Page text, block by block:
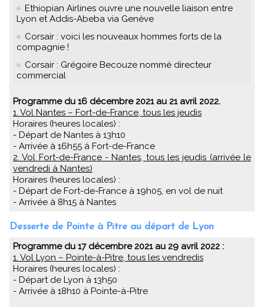
Ethiopian Airlines ouvre une nouvelle liaison entre
Lyon et Addis-Abeba via Genève
Corsair : voici les nouveaux hommes forts de la
compagnie !
Corsair : Grégoire Becouze nommé directeur
commercial
Programme du 16 décembre 2021 au 21 avril 2022.
1. Vol Nantes – Fort-de-France, tous les jeudis
Horaires (heures locales) :
- Départ de Nantes à 13h10
- Arrivée à 16h55 à Fort-de-France
2. Vol Fort-de-France - Nantes, tous les jeudis (arrivée le
vendredi à Nantes)
Horaires (heures locales) :
- Départ de Fort-de-France à 19h05, en vol de nuit
- Arrivée à 8h15 à Nantes
Desserte de Pointe à Pitre au départ de Lyon
Programme du 17 décembre 2021 au 29 avril 2022 :
1. Vol Lyon – Pointe-à-Pitre, tous les vendredis
Horaires (heures locales) :
- Départ de Lyon à 13h50
- Arrivée à 18h10 à Pointe-à-Pitre